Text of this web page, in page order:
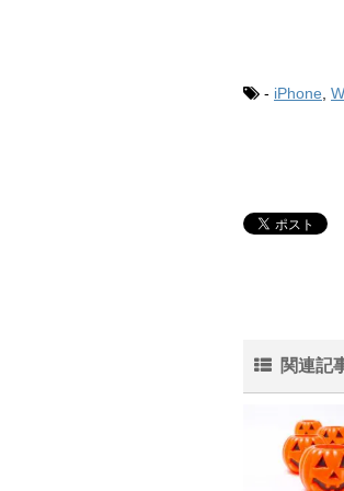
- iPhone,
関連記